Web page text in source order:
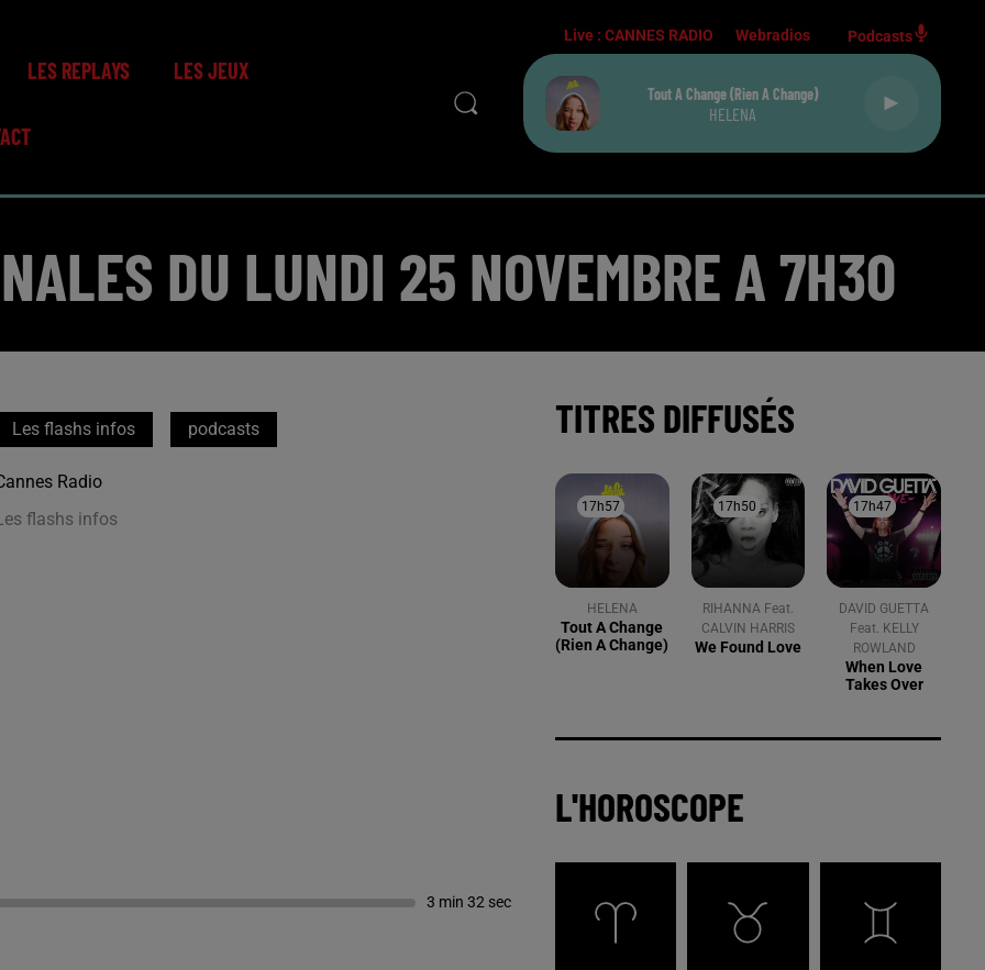
LES REPLAYS LES JEUX
Live :CANNES RADIO Webradios Podcasts
Tout A Change (rien A Change)
HELENA
DU LUNDI 25 NOVEMBRE A 7H30
Les flashs infos podcasts
Radio
flashs infos
3 min 32 sec
TITRES DIFFUSÉS
17h57
17h57
HELENA
Tout A Change
(rien A Change)
17h50
17h50
RIHANNA Feat.
CALVIN HARRIS
We Found Love
17h47
17h47
DAVID GUETTA
Feat. KELLY
ROWLAND
When Love
Takes Over
L'HOROSCOPE